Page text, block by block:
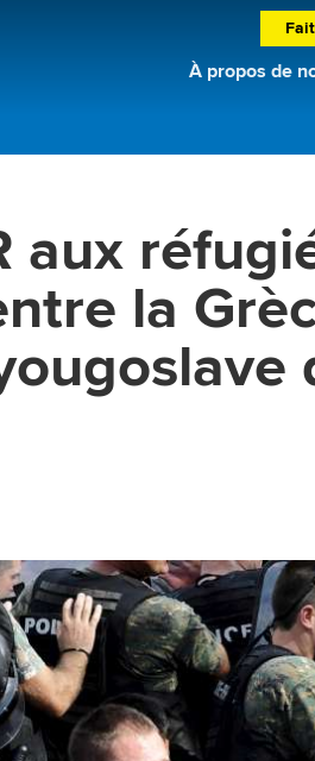
À propos de
aux
la